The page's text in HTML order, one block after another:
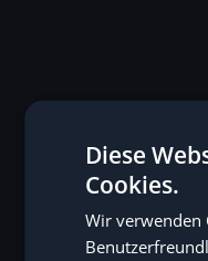
Diese
Cookies.
Wir verwenden